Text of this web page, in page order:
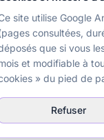
site utilise Google
consultées,
que si vous
et modifiable à
» du pied de
Refuser